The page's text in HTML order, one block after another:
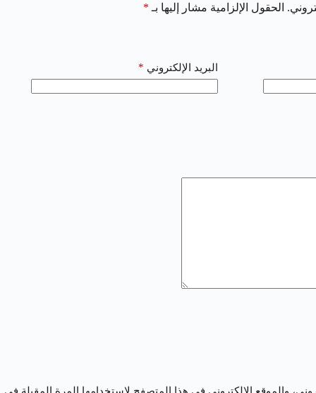
الحقول الإلزامية مشار إليها بـ *
البريد الإلكتروني *
والموقع الإلكتروني في هذا المتصفح لاستخدامها المرة المقبلة في